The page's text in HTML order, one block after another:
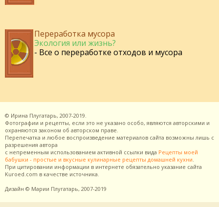
Переработка мусора
Экология или жизнь?
- Все о переработке отходов и мусора
© Ирина Плугатарь, 2007-2019.
Фотографии и рецепты, если это не указано особо, являются авторскими и
охраняются законом об авторском праве.
Перепечатка и любое воспроизведение материалов сайта возможны лишь с
разрешения автора
с непременным использованием активной ссылки вида Рецепты моей
бабушки - простые и вкусные кулинарные рецепты домашней кухни.
При цитировании информации в интернете обязательно указание сайта
Kuroed.com в качестве источника.
Дизайн © Марии Плугатарь, 2007-2019